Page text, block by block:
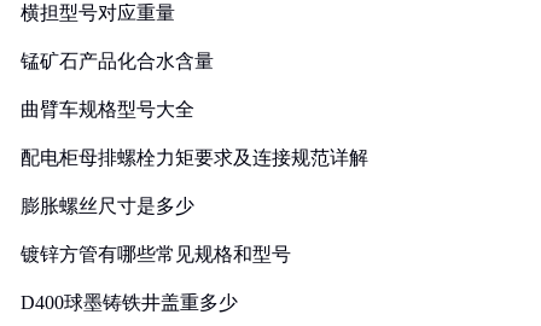
横担型号对应重量
锰矿石产品化合水含量
曲臂车规格型号大全
配电柜母排螺栓力矩要求及连接规范详解
膨胀螺丝尺寸是多少
镀锌方管有哪些常见规格和型号
D400球墨铸铁井盖重多少